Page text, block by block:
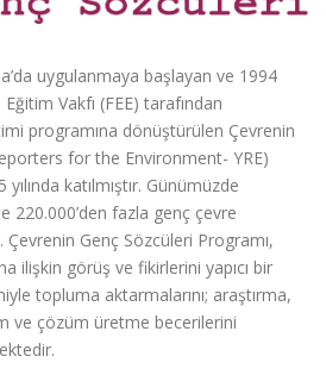
uygulanmaya başlayan ve 1994
Eğitim Vakfı (FEE) tarafından
programına dönüştürülen Çevrenin
for the Environment- YRE)
katılmıştır. Günümüzde
220.000’den fazla genç çevre
Genç Sözcüleri Programı,
ilişkin görüş ve fikirlerini yapıcı bir
topluma aktarmalarını; araştırma,
ve çözüm üretme becerilerini